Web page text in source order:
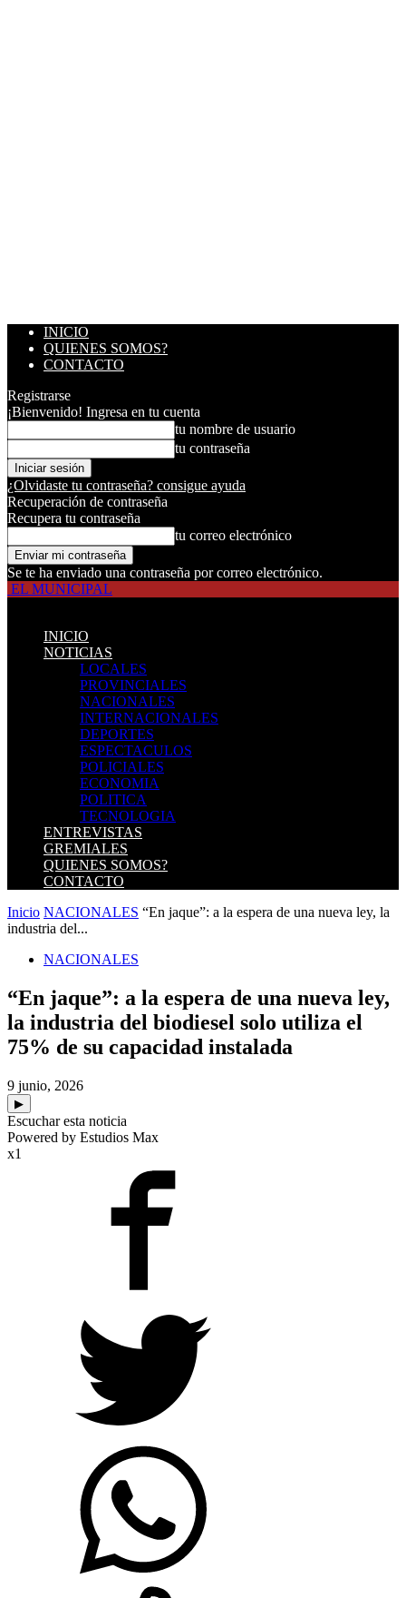
INICIO
QUIENES SOMOS?
CONTACTO
Registrarse
¡Bienvenido! Ingresa en tu cuenta
tu nombre de usuario
tu contraseña
¿Olvidaste tu contraseña? consigue ayuda
Recuperación de contraseña
Recupera tu contraseña
tu correo electrónico
Se te ha enviado una contraseña por correo electrónico.
EL MUNICIPAL
INICIO
NOTICIAS
LOCALES
PROVINCIALES
NACIONALES
INTERNACIONALES
DEPORTES
ESPECTACULOS
POLICIALES
ECONOMIA
POLITICA
TECNOLOGIA
ENTREVISTAS
GREMIALES
QUIENES SOMOS?
CONTACTO
Inicio NACIONALES “En jaque”: a la espera de una nueva ley, la
industria del...
NACIONALES
“En jaque”: a la espera de una nueva ley,
la industria del biodiesel solo utiliza el
75% de su capacidad instalada
9 junio, 2026
▶
Escuchar esta noticia
Powered by Estudios Max
x1